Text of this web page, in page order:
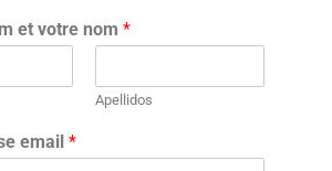
et votre nom *
Apellidos
email *